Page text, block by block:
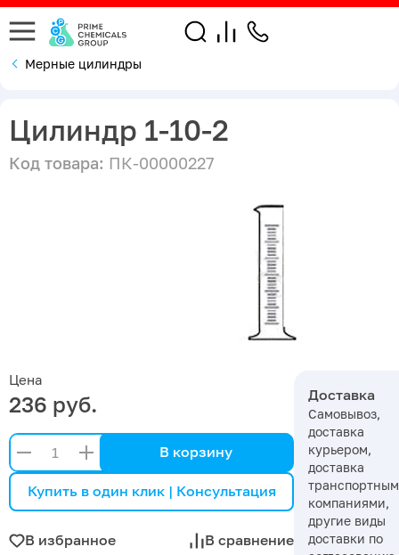
Мерные цилиндры
Цилиндр 1-10-2
Код товара: ПК-00000227
Цена
236 руб.
В корзину
Купить в один клик | Консультация
В избранное В сравнение
Доставка
Самовывоз,
доставка
курьером,
доставка
компаниями,
другие виды
доставки по